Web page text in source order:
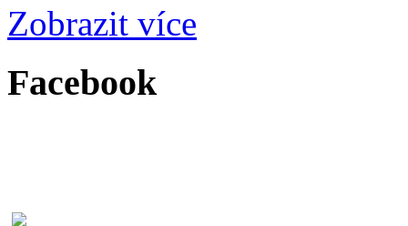
Zobrazit více
Facebook